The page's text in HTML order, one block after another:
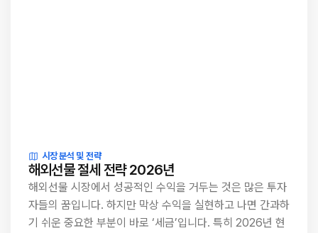
시장 분석 및 전략
해외선물 절세 전략 2026년
해외선물 시장에서 성공적인 수익을 거두는 것은 많은 투자
자들의 꿈입니다. 하지만 막상 수익을 실현하고 나면 간과하
기 쉬운 중요한 부분이 바로 ‘세금’입니다. 특히 2026년 현